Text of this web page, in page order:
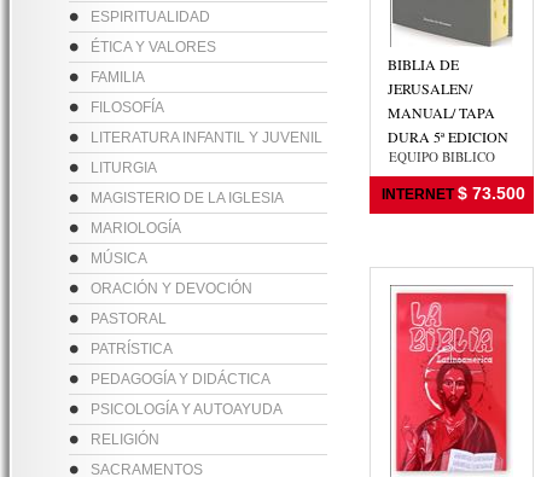
ESPIRITUALIDAD
ÉTICA Y VALORES
FAMILIA
FILOSOFÍA
LITERATURA INFANTIL Y JUVENIL
LITURGIA
MAGISTERIO DE LA IGLESIA
MARIOLOGÍA
MÚSICA
ORACIÓN Y DEVOCIÓN
PASTORAL
PATRÍSTICA
PEDAGOGÍA Y DIDÁCTICA
PSICOLOGÍA Y AUTOAYUDA
RELIGIÓN
SACRAMENTOS
BIBLIA DE
JERUSALEN/
MANUAL/ TAPA
DURA 5ª EDICION
EQUIPO BIBLICO
INTERNET $ 73.500